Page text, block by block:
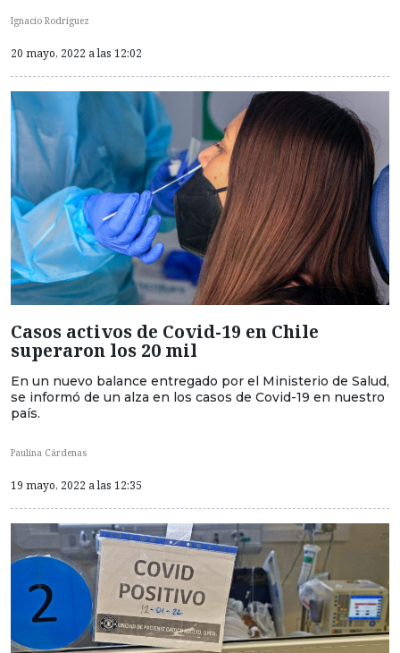
Ignacio Rodríguez
20 mayo, 2022 a las 12:02
Casos activos de Covid-19 en Chile
superaron los 20 mil
En un nuevo balance entregado por el Ministerio de Salud,
se informó de un alza en los casos de Covid-19 en nuestro
país.
Paulina Cárdenas
19 mayo, 2022 a las 12:35